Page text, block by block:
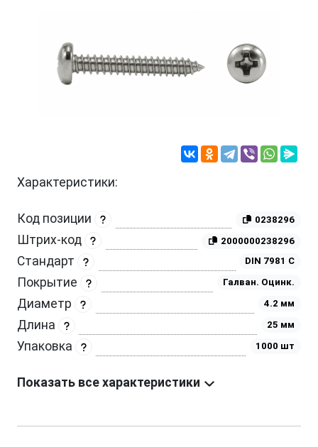
Характеристики:
Код позиции 0238296
Штрих-код 2000000238296
Стандарт DIN 7981 C
Покрытие Галван. Оцинк.
Диаметр 4.2 мм
Длина 25 мм
Упаковка 1000 шт
Показать все характеристики